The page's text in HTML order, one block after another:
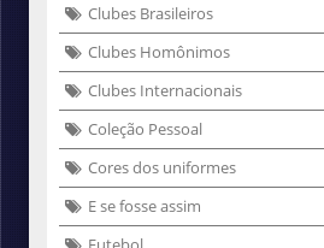
Clubes Brasileiros
Clubes Homônimos
Clubes Internacionais
Coleção Pessoal
Cores dos uniformes
E se fosse assim